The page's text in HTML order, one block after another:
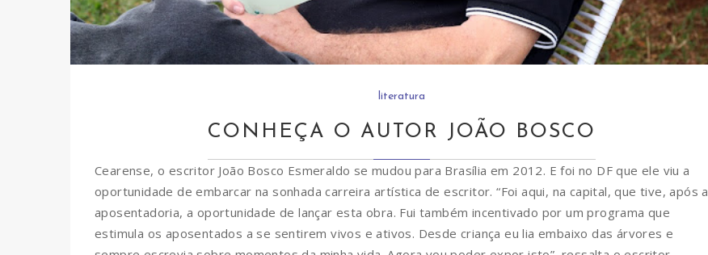
literatura
CONHEÇA O AUTOR JOÃO BOSCO
Cearense, o escritor João Bosco Esmeraldo se mudou para Brasília em 2012. E foi no DF que ele viu a
oportunidade de embarcar na sonhada carreira artística de escritor. “Foi aqui, na capital, que tive, após a
aposentadoria, a oportunidade de lançar esta obra. Fui também incentivado por um programa que
estimula os aposentados a se sentirem vivos e ativos. Desde criança eu lia embaixo das árvores e